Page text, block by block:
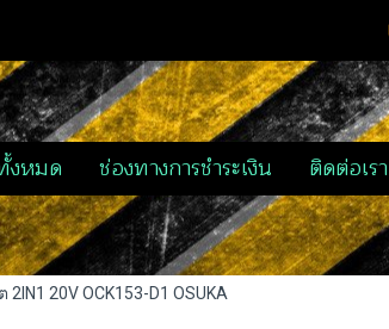
งหมด ช่องทางการชำระเงิน ติดต่อเรา
20V OCK153-D1 OSUKA